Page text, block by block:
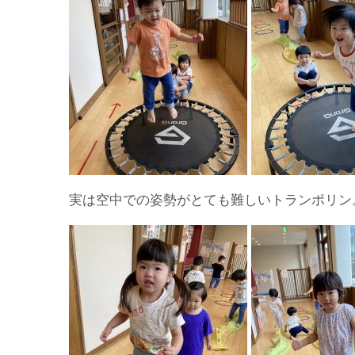
実は空中での姿勢がとても難しいトランポリン